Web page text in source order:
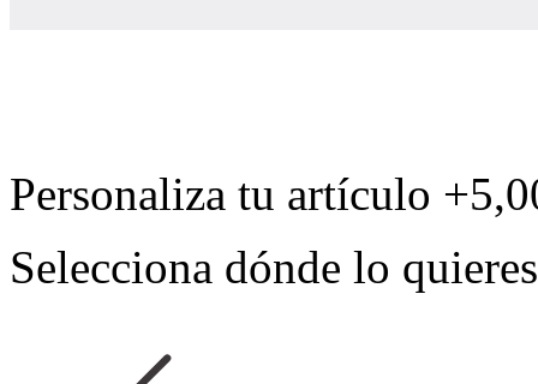
Personaliza tu artículo
Selecciona dónde lo quieres